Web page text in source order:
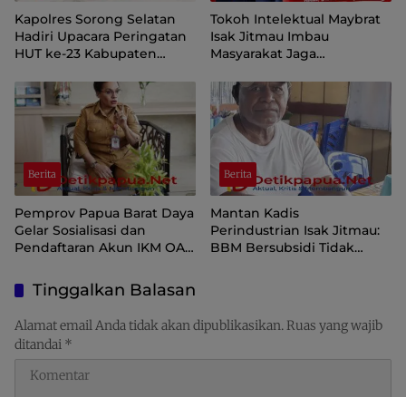
Kapolres Sorong Selatan
Hadiri Upacara Peringatan
HUT ke-23 Kabupaten
Tokoh Intelektual Maybrat
Isak Jitmau Imbau
Masyarakat Jaga
81 Kemerdekaan RI
Berita
Pemprov Papua Barat Daya
Gelar Sosialisasi dan
Pendaftaran Akun IKM OAP
Berita
Mantan Kadis
Perindustrian Isak Jitmau:
BBM Bersubsidi Tidak
Tinggalkan Balasan
Alamat email Anda tidak akan dipublikasikan.Ruas yang wajib
ditandai *